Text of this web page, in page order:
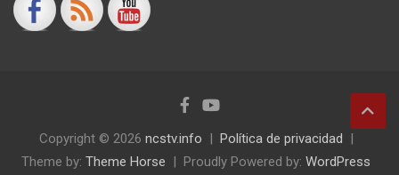
Copyright © 2026 ncstv.info
Política de privacidad
Theme by: Theme Horse Proudly Powered by: WordPress